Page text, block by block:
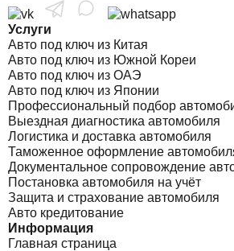
Услуги
Авто под ключ из Китая
Авто под ключ из Южной Кореи
Авто под ключ из ОАЭ
Авто под ключ из Японии
Профессиональный подбор
Выездная диагностика автомобиля
Логистика и доставка автомобиля
Таможенное оформление
Документальное сопровождение
Постановка автомобиля на учёт
Защита и страхование автомобиля
Авто кредитование
Информация
Главная страница